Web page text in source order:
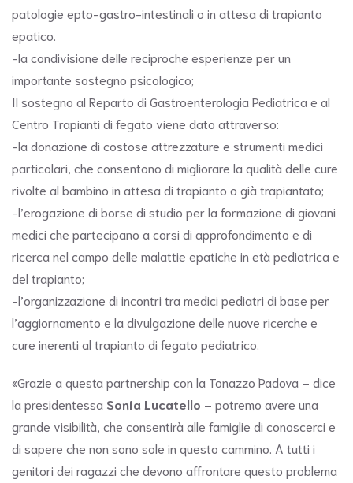
patologie epto-gastro-intestinali o in attesa di trapianto
epatico.
-la condivisione delle reciproche esperienze per un
importante sostegno psicologico;
Il sostegno al Reparto di Gastroenterologia Pediatrica e al
Centro Trapianti di fegato viene dato attraverso:
-la donazione di costose attrezzature e strumenti medici
particolari, che consentono di migliorare la qualità delle cure
rivolte al bambino in attesa di trapianto o già trapiantato;
-l’erogazione di borse di studio per la formazione di giovani
medici che partecipano a corsi di approfondimento e di
ricerca nel campo delle malattie epatiche in età pediatrica e
del trapianto;
-l’organizzazione di incontri tra medici pediatri di base per
l’aggiornamento e la divulgazione delle nuove ricerche e
cure inerenti al trapianto di fegato pediatrico.
«Grazie a questa partnership con la Tonazzo Padova – dice
la presidentessa Sonia Lucatello – potremo avere una
grande visibilità, che consentirà alle famiglie di conoscerci e
di sapere che non sono sole in questo cammino. A tutti i
genitori dei ragazzi che devono affrontare questo problema